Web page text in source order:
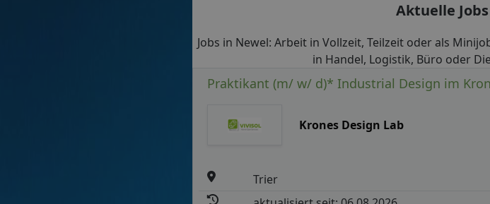
Aktuelle
Jobs in Newel: Arbeit in Vollzeit, Teilzeit oder als
in Handel, Logistik, Büro oder
Praktikant (m/ w/ d)* Industrial Design im
Krones Design Lab
Trier